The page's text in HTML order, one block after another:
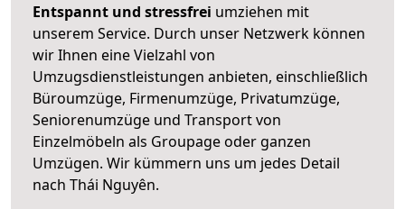
Entspannt und stressfrei umziehen mit
unserem Service. Durch unser Netzwerk können
wir Ihnen eine Vielzahl von
Umzugsdienstleistungen anbieten, einschließlich
Büroumzüge, Firmenumzüge, Privatumzüge,
Seniorenumzüge und Transport von
Einzelmöbeln als Groupage oder ganzen
Umzügen. Wir kümmern uns um jedes Detail
nach Thái Nguyên.